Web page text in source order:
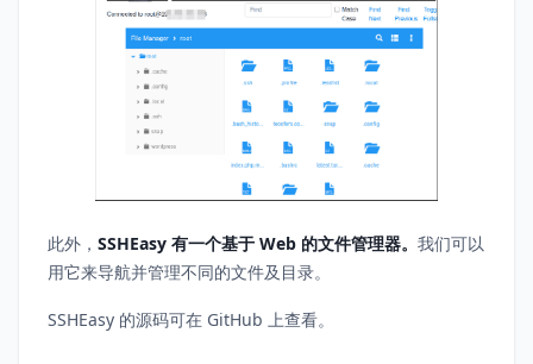
此外， SSHEasy 有一个基于 Web 的文件管理器。 我们可以
用它来导航并管理不同的文件及目录。
SSHEasy 的源码可在 GitHub 上查看。